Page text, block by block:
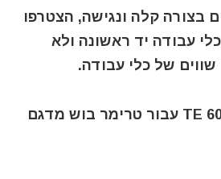
בצורה קלה ונגישה, הצטרפו
עבודה יד ראשונה ולא
שווים של כלי עבודה.
בסיס פלאנג' בוש TE 600 עבור טרימר בוש מדגם